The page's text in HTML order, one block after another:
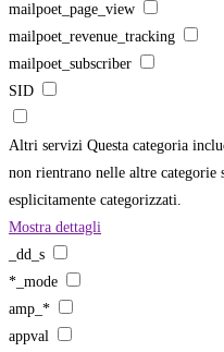
mailpoet_page_view
mailpoet_revenue_tracking
mailpoet_subscriber
SID
Altri servizi Questa categoria
non rientrano nelle altre categorie
esplicitamente categorizzati.
Mostra dettagli
_dd_s
*_mode
amp_*
appval